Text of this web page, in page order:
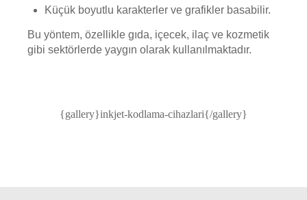
Küçük boyutlu karakterler ve grafikler basabilir.
Bu yöntem, özellikle gıda, içecek, ilaç ve kozmetik
gibi sektörlerde yaygın olarak kullanılmaktadır.
{gallery}inkjet-kodlama-cihazlari{/gallery}